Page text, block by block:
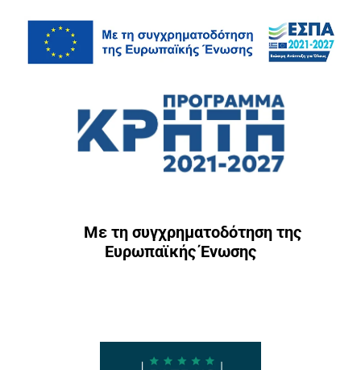
Με τη συγχρηματοδότηση της
Ευρωπαϊκής Ένωσης